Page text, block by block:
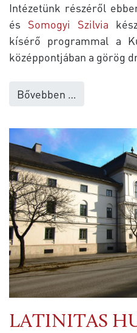
Intézetünk részéről
és Somogyi Szilvia
kísérő programmal a
középpontjában a görög
Bővebben …
LATINITAS